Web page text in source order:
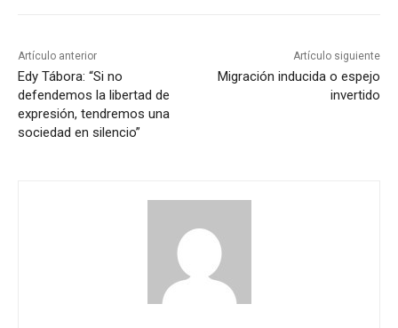
Artículo anterior
Edy Tábora: “Si no
defendemos la libertad de
expresión, tendremos una
sociedad en silencio”
Artículo siguiente
Migración inducida o espejo
invertido